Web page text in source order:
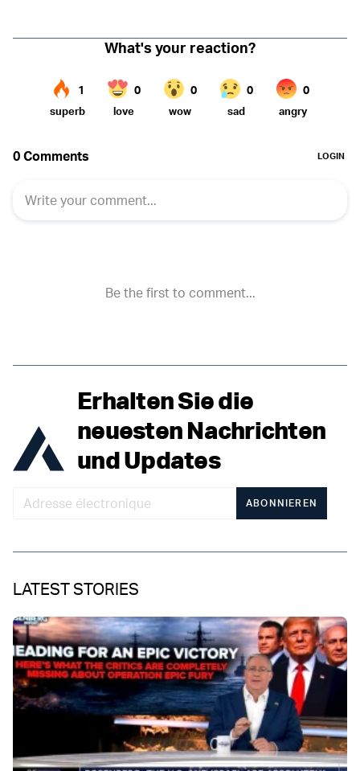
Erhalten Sie die
neuesten Nachrichten
und Updates
ABONNIEREN
LATEST STORIES